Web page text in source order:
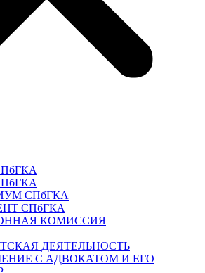
СПбГКА
СПбГКА
КОМИССИЯ
ДЕЯТЕЛЬНОСТЬ
С АДВОКАТОМ И ЕГО